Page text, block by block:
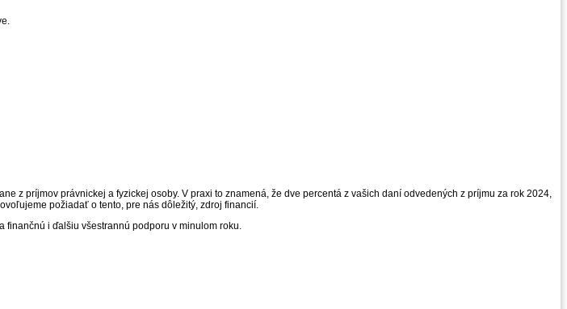
príjmov právnickej a fyzickej osoby. V praxi to znamená, že dve percentá z vašich daní odvedených z príjmu za rok 2024,
požiadať o tento, pre nás dôležitý, zdroj financií.
finančnú i ďalšiu všestrannú podporu v minulom roku.